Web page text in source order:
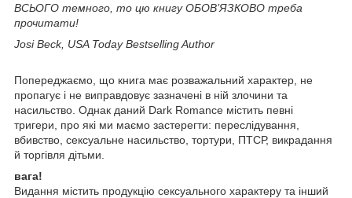
ВСЬОГО темного, то цю книгу ОБОВ’ЯЗКОВО треба
прочитати!
Josi Beck, USA Today Bestselling Author
Попереджаємо, що книга має розважальний характер, не
пропагує і не виправдовує зазначені в ній злочини та
насильство. Однак даний Dark Romance містить певні
тригери, про які ми маємо застерегти: переслідування,
вбивство, сексуальне насильство, тортури, ПТСР, викрадання
й торгівля дітьми.
вага!
Видання містить продукцію сексуального характеру та інший